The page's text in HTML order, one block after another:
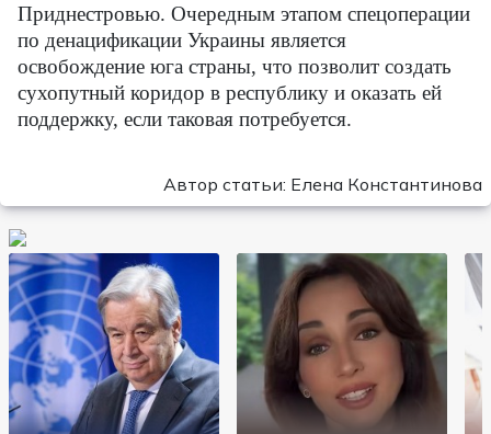
Приднестровью. Очередным этапом спецоперации
по денацификации Украины является
освобождение юга страны, что позволит создать
сухопутный коридор в республику и оказать ей
поддержку, если таковая потребуется.
Автор статьи: Елена Константинова